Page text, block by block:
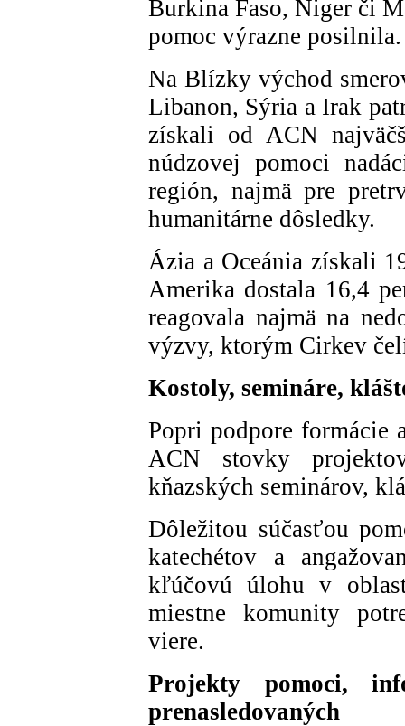
Burkina Faso, Niger či
pomoc výrazne posilnila.
Na Blízky východ
Libanon, Sýria a Irak
získali od ACN
núdzovej pomoci
región, najmä pre
humanitárne dôsledky.
Ázia a Oceánia získali
Amerika dostala 16,4
reagovala najmä na
výzvy, ktorým Cirkev
Kostoly, semináre,
Popri podpore formácie
ACN stovky
kňazských seminárov,
Dôležitou súčasťou
katechétov a
kľúčovú úlohu v
miestne komunity
viere.
Projekty pomoci,
prenasledovaných